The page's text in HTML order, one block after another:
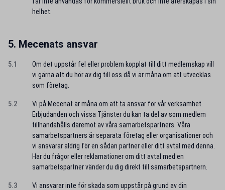
helhet.
5. Mecenats ansvar
5.1
Om det uppstår fel eller problem kopplat till ditt medlemskap vill
vi gärna att du hör av dig till oss då vi är måna om att utvecklas
som företag.
5.2
Vi på Mecenat är måna om att ta ansvar för vår verksamhet.
Erbjudanden och vissa Tjänster du kan ta del av som medlem
tillhandahålls däremot av våra samarbetspartners. Våra
samarbetspartners är separata företag eller organisationer och
vi ansvarar aldrig för en sådan partner eller ditt avtal med denna.
Har du frågor eller reklamationer om ditt avtal med en
samarbetspartner vänder du dig direkt till samarbetspartnern.
5.3
Vi ansvarar inte för skada som uppstår på grund av din